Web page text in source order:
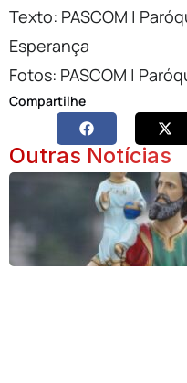
Texto: PASCOM |
Esperança
Fotos: PASCOM |
Compartilhe
Outras Notícias